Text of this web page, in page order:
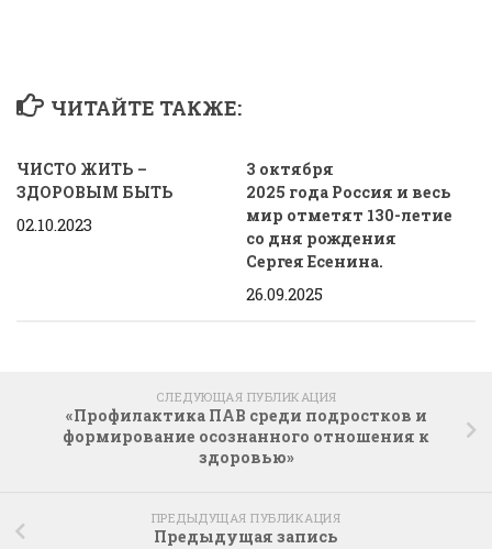
ЧИТАЙТЕ ТАКЖЕ:
ЧИСТО ЖИТЬ –
ЗДОРОВЫМ БЫТЬ
02.10.2023
3 октября
2025 года Россия и весь
мир отметят 130-летие
со дня рождения
Сергея Есенина.
26.09.2025
СЛЕДУЮЩАЯ ПУБЛИКАЦИЯ
«Профилактика ПАВ среди подростков и
формирование осознанного отношения к
здоровью»
ПРЕДЫДУЩАЯ ПУБЛИКАЦИЯ
Предыдущая запись